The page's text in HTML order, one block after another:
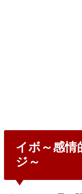
イボ～感情
ジ～